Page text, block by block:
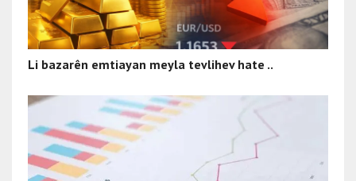
Li bazarên emtiayan meyla tevlihev hate ..